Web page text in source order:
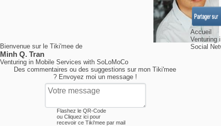
Bienvenue sur le Tiki'mee de
Minh Q. Tran
Venturing in Mobile Services with SoLoMoCo
Des commentaires ou des suggestions sur mon Tiki'mee
? Envoyez moi un message !
Flashez le QR-Code
ouCliquez ici pour
recevoir ce Tiki'mee par mail
Accueil
Venturing
Social